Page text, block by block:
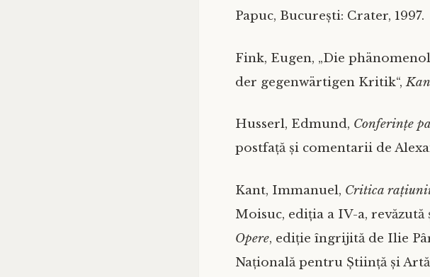
Papuc, București: Crater, 1997.
Fink, Eugen, „Die
der gegenwärtigen Kritik“,
Husserl, Edmund, Conferințe
postfață și comentarii de
Kant, Immanuel, Critica
Moisuc, ediția a IV-a,
Opere, ediție îngrijită de Ilie
Națională pentru Știință și